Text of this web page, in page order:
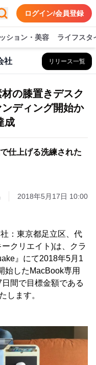
ログイン/会員登録
ション・美容 ライフスタ
社 リリース一覧
の膝置きデスク
ディング開始か
成
仕上げる洗練された
2018年5月17日 10:00
：東京都足立区、代
クリエイト)は、クラ
』にて2018年5月1
始したMacBook専用
間で目標金額である
します。